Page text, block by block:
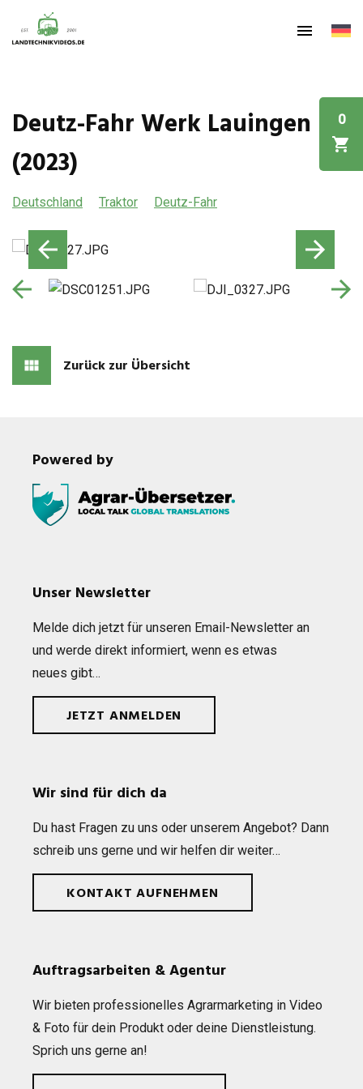
0
Deutz-Fahr Werk Lauingen
(2023)
Deutschland Traktor Deutz-Fahr
Zurück zur Übersicht
Powered by
Unser Newsletter
Melde dich jetzt für unse­ren Email-News­let­ter an
und werde direkt infor­miert, wenn es etwas
neues gibt…
JETZT ANMELDEN
Wir sind für dich da
Du hast Fra­gen zu uns oder unse­rem Ange­bot? Dann
schreib uns gerne und wir hel­fen dir weiter…
KONTAKT AUFNEHMEN
Auftragsarbeiten & Agentur
Wir bie­ten pro­fes­sio­nel­les Agrar­mar­ke­ting in Video
& Foto für dein Pro­dukt oder deine Dienst­leis­tung.
Sprich uns gerne an!